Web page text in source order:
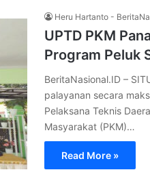
Heru Hartanto -
UPTD PKM
Program Peluk
BeritaNasional.ID –
palayanan secara
Pelaksana Teknis
Masyarakat (PKM)…
Read More »